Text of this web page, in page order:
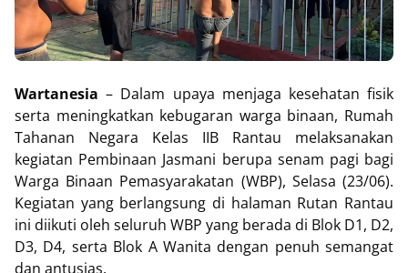
Wartanesia– Dalam upaya menjaga kesehatan fisik
serta meningkatkan kebugaran warga binaan, Rumah
Tahanan Negara Kelas IIB Rantau melaksanakan
kegiatan Pembinaan Jasmani berupa senam pagi bagi
Warga Binaan Pemasyarakatan (WBP), Selasa (23/06).
Kegiatan yang berlangsung di halaman Rutan Rantau
ini diikuti oleh seluruh WBP yang berada di Blok D1, D2,
D3, D4, serta Blok A Wanita dengan penuh semangat
dan antusias.